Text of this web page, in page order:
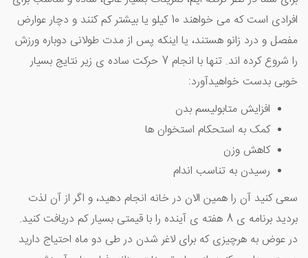
افرادی است که می خواهند 10 کیلو یا بیشتر کم کنند و دچار عوارض
مفصل و درد زانو هستند، یا اینکه پس از مدت طولانی دوباره ورزش
را شروع کرده اند. تنها با انجام 7 حرکت ساده ی زیر نتایج بسیار
خوبی بدست خواهیدآورد:
افزایش متابولیسم بدن
کمک به استحکام استخوان ها
کاهش وزن
رسیدن به تناسب اندام
سعی کنید آن را همین الان در خانه انجام دهید، و اگر از آن لذت
بردید برنامه ی 8 هفته ی آینده را با قیمتی بسیار کم دریافت کنید.
در عوض به هرچیزی که برای لاغر شدن در طی دو ماه احتیاج دارید